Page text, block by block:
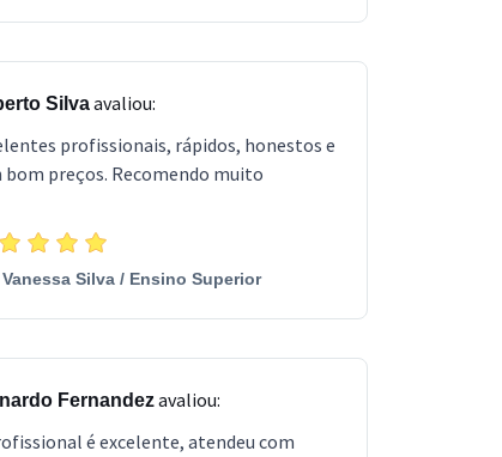
Silvaavaliou:
profissionais, rápidos, honestos e
bom preços. Recomendo muito
Vanessa Silva / Ensino Superior
Fernandezavaliou:
é excelente, atendeu com